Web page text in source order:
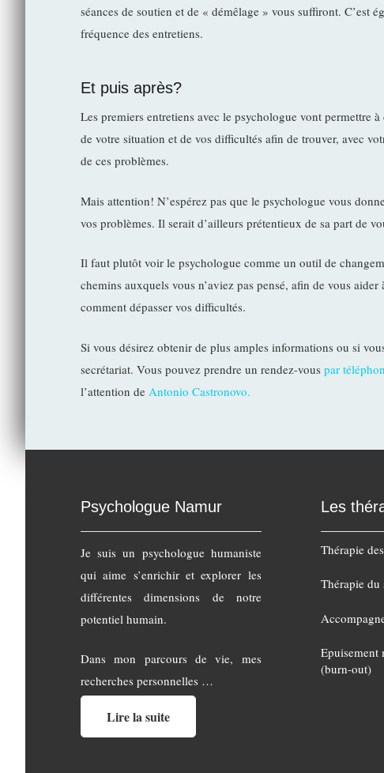
séances de soutien et de « démêlage » vous suffiront. C’est
fréquence des entretiens.
Et puis après?
Les premiers entretiens avec le psychologue vont permettre
de votre situation et de vos difficultés afin de trouver, avec
de ces problèmes.
Mais attention! N’espérez pas que le psychologue vous
vos problèmes. Il serait d’ailleurs prétentieux de sa part de
Il faut plutôt voir le psychologue comme un outil de
chemins auxquels vous n’aviez pas pensé, afin de vous
comment dépasser vos difficultés.
Si vous désirez obtenir de plus amples informations ou si
secrétariat. Vous pouvez prendre un rendez-vous par
l’attention de Antonio Castronovo.
Psychologue Namur
Je suis un psychologue humaniste
qui aime s’enrichir et explorer les
différentes dimensions de notre
potentiel humain.
Dans mon parcours de vie, mes
recherches personnelles …
Lire la suite
Les
Thérapie
Thérapie du
Epuisement
(burn-out)